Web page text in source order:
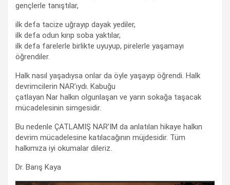
gençlerle tanıştılar,
ilk defa tacize uğrayıp dayak yediler,
ilk defa odun kırıp soba yaktılar,
ilk defa farelerle birlikte uyuyup, pirelerle yaşamayı
öğrendiler.
Halk nasıl yaşadıysa onlar da öyle yaşayıp öğrendi. Halk
devrimcilerin NAR’ıydı. Kabuğu
çatlayan Nar halkın olgunlaşan ve yarın sokağa taşacak
mücadelesinin simgesidir.
Bu nedenle ÇATLAMIŞ NAR’IM da anlatılan hikaye halkın
devrim mücadelesine katılacağının müjdesidir. Tüm
halkımıza iyi okumalar dileriz.
Dr. Barış Kaya